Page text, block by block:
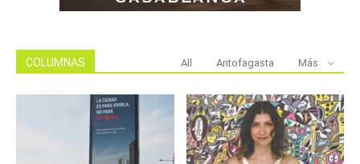
COLUMNAS All Antofagasta Más